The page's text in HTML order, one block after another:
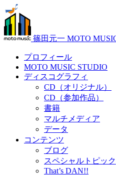
篠田元一 MOTO
プロフィール
MOTO MUSIC STUDIO
ディスコグラフィ
CD（オリジナル）
CD（参加作品）
書籍
マルチメディア
データ
コンテンツ
ブログ
スペシャルトピック
That’s DAN!!